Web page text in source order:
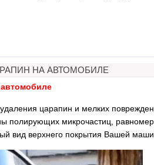
волос Toppik
1000сом
Наборы
НА АВТОМОБИЛЕ
царапин и мелких
полирующих микрочастиц,
вид верхнего покрытия Вашей